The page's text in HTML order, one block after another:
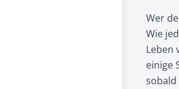
Wer
Wie
Leben
einige
sobald